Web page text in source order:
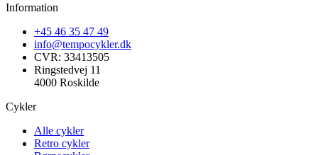
Information
+45 46 35 47 49
info@tempocykler.dk
CVR: 33413505
Ringstedvej 11
4000 Roskilde
Cykler
Alle cykler
Retro cykler